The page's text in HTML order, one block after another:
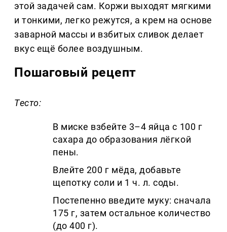
этой задачей сам. Коржи выходят мягкими
и тонкими, легко режутся, а крем на основе
заварной массы и взбитых сливок делает
вкус ещё более воздушным.
Пошаговый рецепт
Тесто:
В миске взбейте 3–4 яйца с 100 г
сахара до образования лёгкой
пены.
Влейте 200 г мёда, добавьте
щепотку соли и 1 ч. л. соды.
Постепенно введите муку: сначала
175 г, затем остальное количество
(до 400 г).